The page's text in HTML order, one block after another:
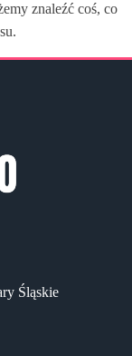
znaleźć coś, co
Śląskie